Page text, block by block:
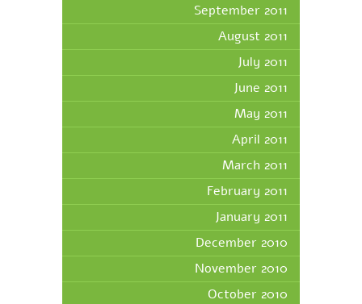
September 2011
August 2011
July 2011
June 2011
May 2011
April 2011
March 2011
February 2011
January 2011
December 2010
November 2010
October 2010